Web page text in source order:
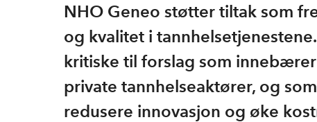
NHO Geneo støtter tiltak som
og kvalitet i
kritiske til forslag som
private tannhelseaktører, og
redusere innovasjon og øke